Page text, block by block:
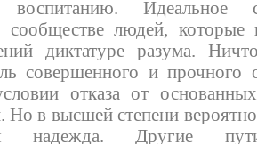
воспитанию. Идеальное
сообществе людей,
диктатуре разума.
совершенного и прочного
отказа от
в высшей степени
надежда. Другие